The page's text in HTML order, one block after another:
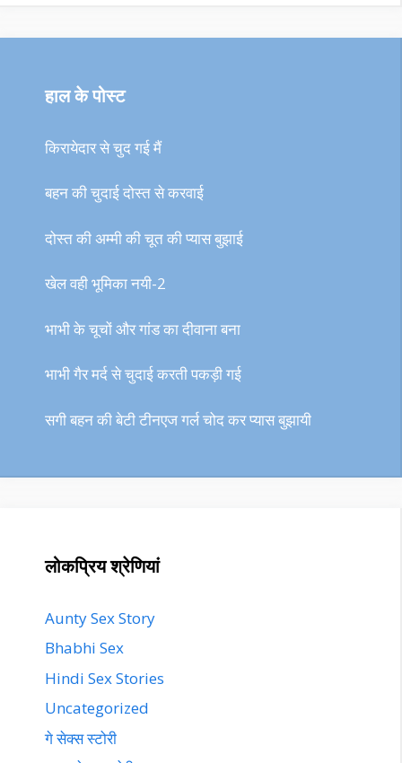
हाल के पोस्ट
किरायेदार से चुद गई मैं
बहन की चुदाई दोस्त से करवाई
दोस्त की अम्मी की चूत की प्यास बुझाई
खेल वही भूमिका नयी-2
भाभी के चूचों और गांड का दीवाना बना
भाभी गैर मर्द से चुदाई करती पकड़ी गई
सगी बहन की बेटी टीनएज गर्ल चोद कर प्यास बुझायी
लोकप्रिय श्रेणियां
Aunty Sex Story
Bhabhi Sex
Hindi Sex Stories
Uncategorized
गे सेक्स स्टोरी